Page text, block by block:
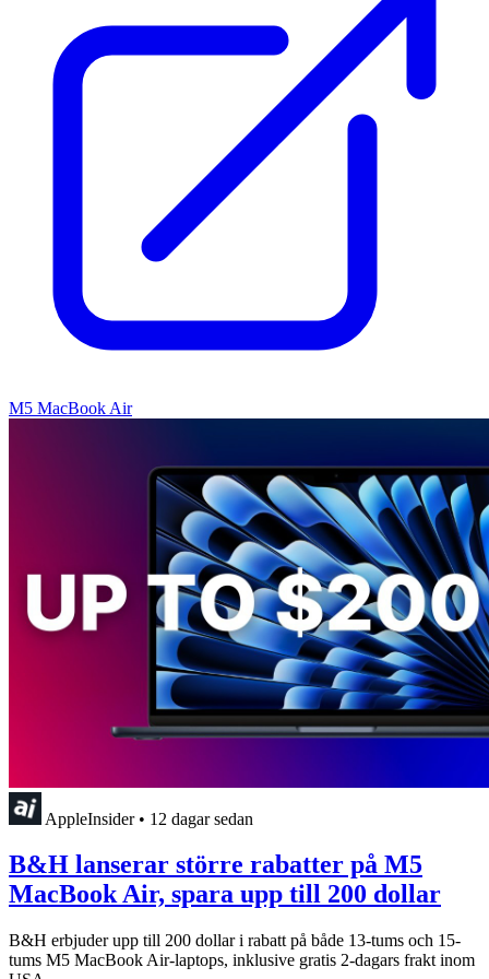
M5 MacBook Air
AppleInsider • 12 dagar sedan
B&H lanserar större rabatter på M5
MacBook Air, spara upp till 200 dollar
B&H erbjuder upp till 200 dollar i rabatt på både 13-tums och 15-
tums M5 MacBook Air-laptops, inklusive gratis 2-dagars frakt inom